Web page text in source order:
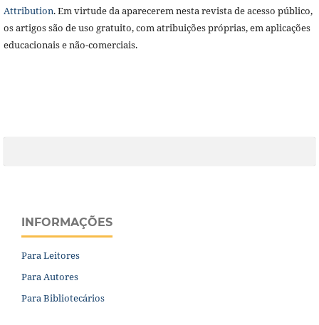
Attribution. Em virtude da aparecerem nesta revista de acesso público,
os artigos são de uso gratuito, com atribuições próprias, em aplicações
educacionais e não-comerciais.
INFORMAÇÕES
Para Leitores
Para Autores
Para Bibliotecários